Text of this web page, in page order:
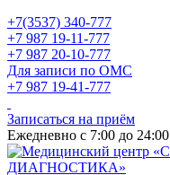
+7(3537) 340-777
+7 987 19-11-777
+7 987 20-10-777
Для записи по ОМС
+7 987 19-41-777
Записаться на приём
Ежедневно с 7:00 до 24:00